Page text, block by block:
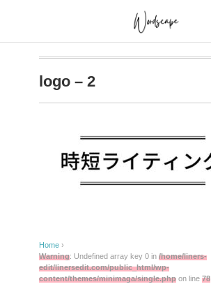
logo – 2
Home ›
Warning: Undefined array key 0 in /home/liners-
edit/linersedit.com/public_html/wp-
content/themes/minimaga/single.php on line 78